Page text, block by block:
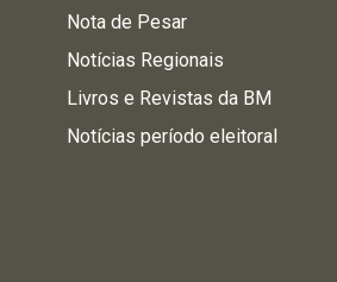
Nota de Pesar
Notícias Regionais
Livros e Revistas da BM
Notícias período eleitoral